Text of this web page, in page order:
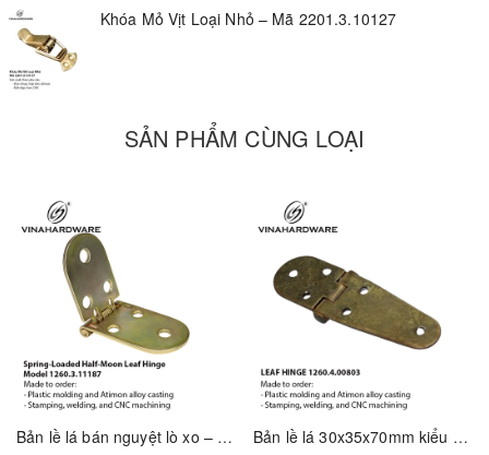
Cấu tạo
: Chốt móc kiểu toggle latch
Lắp đặt: Bắt vít – 2 lỗ cố định
Ứng dụng
Ưu điểm nổi bật:
Bề mặt đẹp – không gỉ, dễ vệ sinh
Chốt khóa chắc chắn – không bung khi rung
Có thể đặt theo yêu cầu về logo, đóng gói riêng
MOQ & Giao hàng:
Tối thiểu: 1.000 chiếc
Giao hàng: 10–15 ngày tùy số lượng
Khóa Mỏ Vịt Loại Nhỏ – Mã 2201.3.10127
SẢN PHẨM CÙNG LOẠI
Bản lề lá bán nguyệt lò xo – Mã 1260.3.11187 Bản lề lá 30x35x70mm kiểu cổ điển – Mã 1260.4.00803